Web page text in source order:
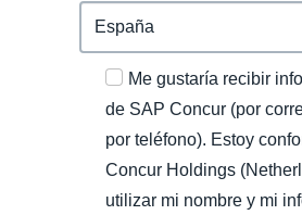
Me gustaría recibir
de SAP Concur (por
por teléfono). Estoy
Concur Holdings
utilizar mi nombre y mi